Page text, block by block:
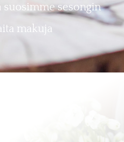
suosimme sesongin
makuja